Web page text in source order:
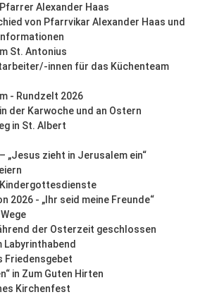
Alexander Haas
von Pfarrvikar Alexander Haas und
St. Antonius
innen für das Küchenteam
- Rundzelt 2026
der Karwoche und an Ostern
in St. Albert
„Jesus zieht in Jerusalem ein“
Kindergottesdienste
2026 - „Ihr seid meine Freunde“
der Osterzeit geschlossen
Labyrinthabend
Friedensgebet
in Zum Guten Hirten
Kirchenfest